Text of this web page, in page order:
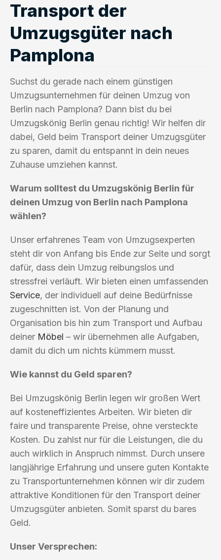
Transport der
Umzugsgüter nach
Pamplona
Suchst du gerade nach einem günstigen
Umzugsunternehmen für deinen Umzug von
Berlin nach Pamplona? Dann bist du bei
Umzugskönig Berlin genau richtig! Wir helfen dir
dabei, Geld beim Transport deiner Umzugsgüter
zu sparen, damit du entspannt in dein neues
Zuhause umziehen kannst.
Warum solltest du Umzugskönig Berlin für
deinen Umzug von Berlin nach Pamplona
wählen?
Unser erfahrenes Team von Umzugsexperten
steht dir von Anfang bis Ende zur Seite und sorgt
dafür, dass dein Umzug reibungslos und
stressfrei verläuft. Wir bieten einen umfassenden
Service, der individuell auf deine Bedürfnisse
zugeschnitten ist. Von der Planung und
Organisation bis hin zum Transport und Aufbau
deiner Möbel – wir übernehmen alle Aufgaben,
damit du dich um nichts kümmern musst.
Wie kannst du Geld sparen?
Bei Umzugskönig Berlin legen wir großen Wert
auf kosteneffizientes Arbeiten. Wir bieten dir
faire und transparente Preise, ohne versteckte
Kosten. Du zahlst nur für die Leistungen, die du
auch wirklich in Anspruch nimmst. Durch unsere
langjährige Erfahrung und unsere guten Kontakte
zu Transportunternehmen können wir dir zudem
attraktive Konditionen für den Transport deiner
Umzugsgüter anbieten. Somit sparst du bares
Geld.
Unser Versprechen: